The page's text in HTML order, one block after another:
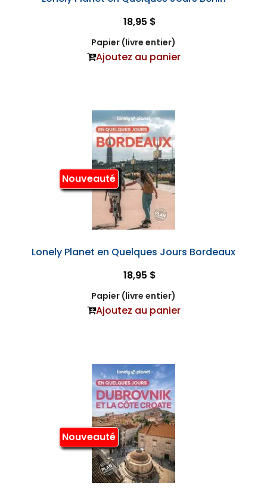
18,95 $
Papier (livre entier)
Ajoutez au panier
Nouveauté
Lonely Planet en Quelques Jours Bordeaux
18,95 $
Papier (livre entier)
Ajoutez au panier
Nouveauté